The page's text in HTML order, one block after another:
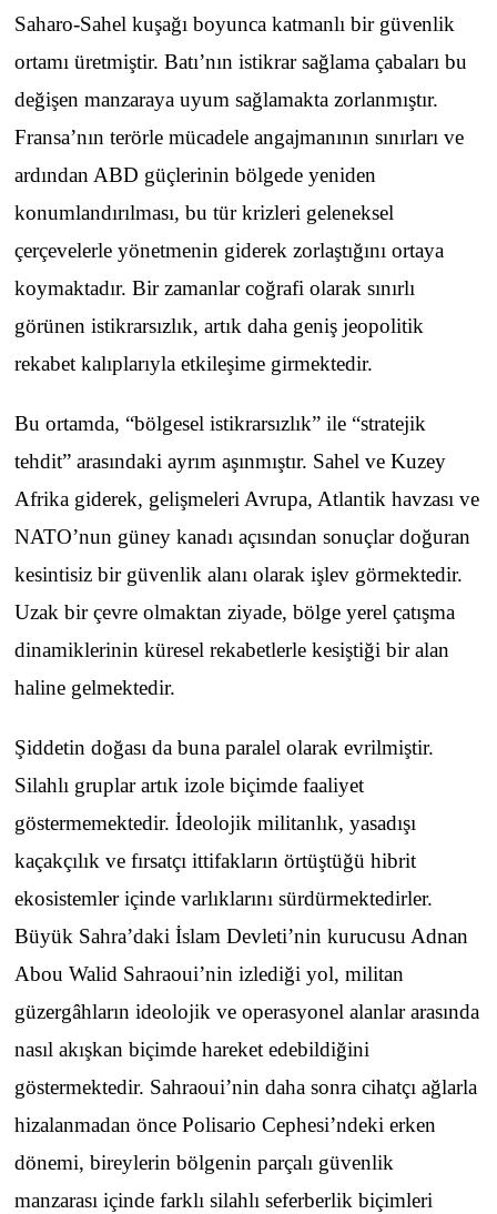
Saharo-Sahel kuşağı boyunca katmanlı bir güvenlik
ortamı üretmiştir. Batı’nın istikrar sağlama çabaları bu
değişen manzaraya uyum sağlamakta zorlanmıştır.
Fransa’nın terörle mücadele angajmanının sınırları ve
ardından ABD güçlerinin bölgede yeniden
konumlandırılması, bu tür krizleri geleneksel
çerçevelerle yönetmenin giderek zorlaştığını ortaya
koymaktadır. Bir zamanlar coğrafi olarak sınırlı
görünen istikrarsızlık, artık daha geniş jeopolitik
rekabet kalıplarıyla etkileşime girmektedir.
Bu ortamda, “bölgesel istikrarsızlık” ile “stratejik
tehdit” arasındaki ayrım aşınmıştır. Sahel ve Kuzey
Afrika giderek, gelişmeleri Avrupa, Atlantik havzası ve
NATO’nun güney kanadı açısından sonuçlar doğuran
kesintisiz bir güvenlik alanı olarak işlev görmektedir.
Uzak bir çevre olmaktan ziyade, bölge yerel çatışma
dinamiklerinin küresel rekabetlerle kesiştiği bir alan
haline gelmektedir.
Şiddetin doğası da buna paralel olarak evrilmiştir.
Silahlı gruplar artık izole biçimde faaliyet
göstermemektedir. İdeolojik militanlık, yasadışı
kaçakçılık ve fırsatçı ittifakların örtüştüğü hibrit
ekosistemler içinde varlıklarını sürdürmektedirler.
Büyük Sahra’daki İslam Devleti’nin kurucusu Adnan
Abou Walid Sahraoui’nin izlediği yol, militan
güzergâhların ideolojik ve operasyonel alanlar arasında
nasıl akışkan biçimde hareket edebildiğini
göstermektedir. Sahraoui’nin daha sonra cihatçı ağlarla
hizalanmadan önce Polisario Cephesi’ndeki erken
dönemi, bireylerin bölgenin parçalı güvenlik
manzarası içinde farklı silahlı seferberlik biçimleri